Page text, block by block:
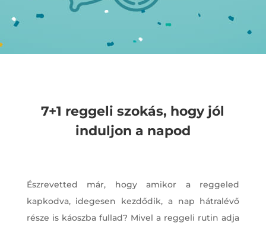
7+1 reggeli szokás, hogy jól
induljon a napod
Észrevetted már, hogy amikor a reggeled
kapkodva, idegesen kezdődik, a nap hátralévő
része is káoszba fullad? Mivel a reggeli rutin adja